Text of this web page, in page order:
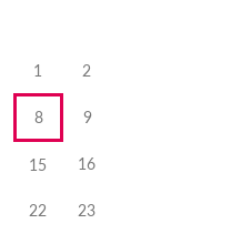
1 2
8 9
15 16
22 23